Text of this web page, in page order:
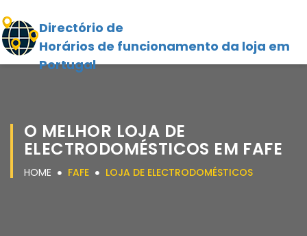
Directório de
Horários de funcionamento da loja em
Portugal
O MELHOR LOJA DE
ELECTRODOMÉSTICOS EM FAFE
HOME FAFE LOJA DE ELECTRODOMÉSTICOS